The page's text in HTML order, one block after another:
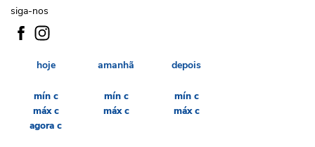
siga-nos
hoje
mín c
máx c
agora c
amanhã
mín c
máx c
depois
mín c
máx c